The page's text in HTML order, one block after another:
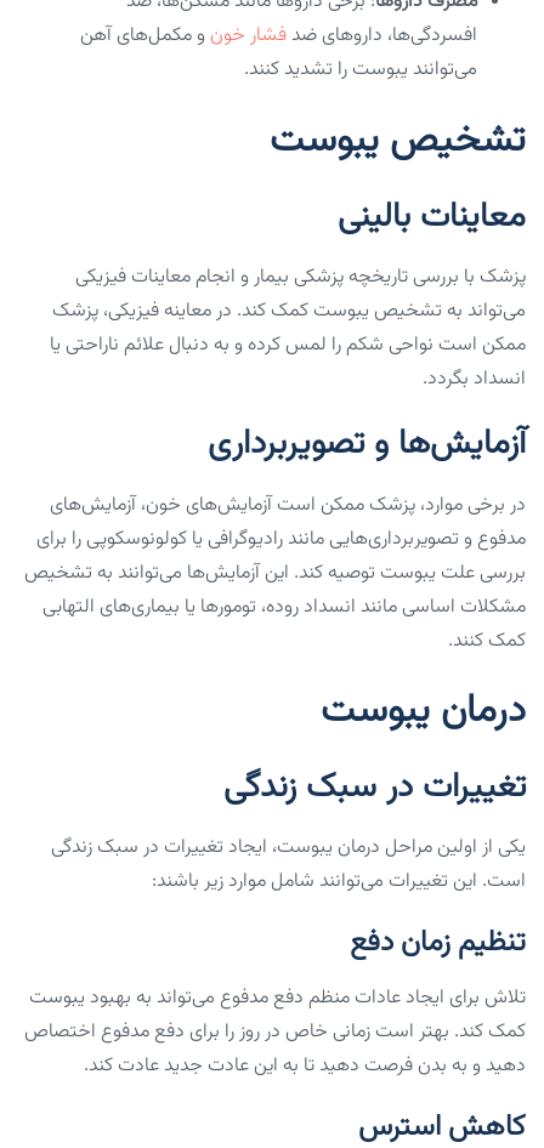
افسردگی‌ها، داروهای ضد فشار خون و مکمل‌های آهن
می‌توانند یبوست را تشدید کنند.
تشخیص یبوست
معاینات بالینی
پزشک با بررسی تاریخچه پزشکی بیمار و انجام معاینات فیزیکی
می‌تواند به تشخیص یبوست کمک کند. در معاینه فیزیکی، پزشک
ممکن است نواحی شکم را لمس کرده و به دنبال علائم ناراحتی یا
انسداد بگردد.
آزمایش‌ها و تصویربرداری
در برخی موارد، پزشک ممکن است آزمایش‌های خون، آزمایش‌های
مدفوع و تصویربرداری‌هایی مانند رادیوگرافی یا کولونوسکوپی را برای
بررسی علت یبوست توصیه کند. این آزمایش‌ها می‌توانند به تشخیص
مشکلات اساسی مانند انسداد روده، تومورها یا بیماری‌های التهابی
کمک کنند.
درمان یبوست
تغییرات در سبک زندگی
یکی از اولین مراحل درمان یبوست، ایجاد تغییرات در سبک زندگی
است. این تغییرات می‌توانند شامل موارد زیر باشند:
تنظیم زمان دفع
تلاش برای ایجاد عادات منظم دفع مدفوع می‌تواند به بهبود یبوست
کمک کند. بهتر است زمانی خاص در روز را برای دفع مدفوع اختصاص
دهید و به بدن فرصت دهید تا به این عادت جدید عادت کند.
کاهش استرس